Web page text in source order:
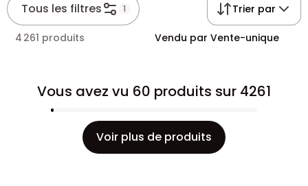
Tous les filtres 1 Trier par
4 261 produits Vendu par Vente-unique
Vous avez vu 60 produits sur 4261
Voir plus de produits